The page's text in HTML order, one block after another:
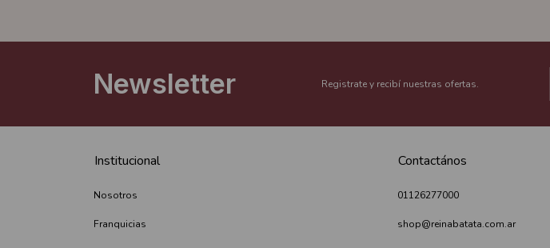
Newsletter Registrate y recibí nuestras ofertas.
Institucional
Nosotros
Franquicias
Contactános
01126277000
shop@reinabatata.com.ar